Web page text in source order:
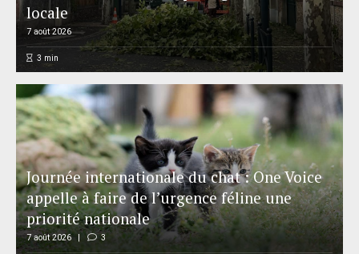
locale
7 août 2026
3 min
Journée internationale du chat : One Voice
appelle à faire de l’urgence féline une
priorité nationale
7 août 2026 3